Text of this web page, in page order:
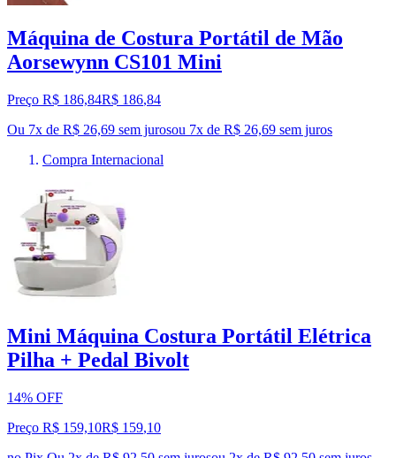
Máquina de Costura Portátil de Mão
Aorsewynn CS101 Mini
Preço R$ 186,84R$ 186,84
Ou 7x de R$ 26,69 sem jurosou 7x de R$ 26,69 sem juros
Compra Internacional
Mini Máquina Costura Portátil Elétrica
Pilha + Pedal Bivolt
14% OFF
Preço R$ 159,10R$ 159,10